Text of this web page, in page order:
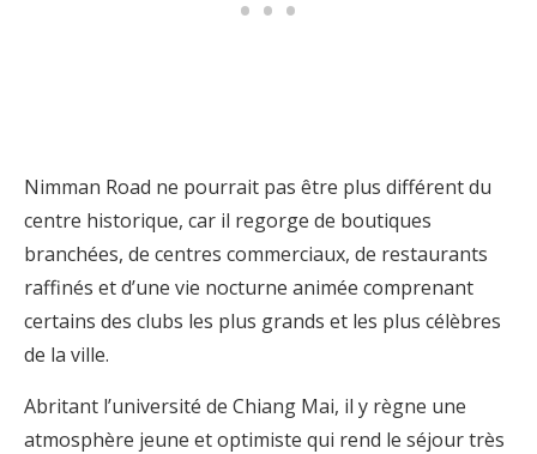
Nimman Road ne pourrait pas être plus différent du
centre historique, car il regorge de boutiques
branchées, de centres commerciaux, de restaurants
raffinés et d’une vie nocturne animée comprenant
certains des clubs les plus grands et les plus célèbres
de la ville.
Abritant l’université de Chiang Mai, il y règne une
atmosphère jeune et optimiste qui rend le séjour très